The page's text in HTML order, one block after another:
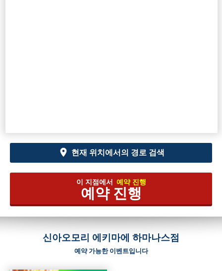
현재 위치에서의 경로 검색
이 지점에서 예약 진행
예약 진행
신아오모리 에키마에 하마나스점
예약 가능한 이벤트입니다